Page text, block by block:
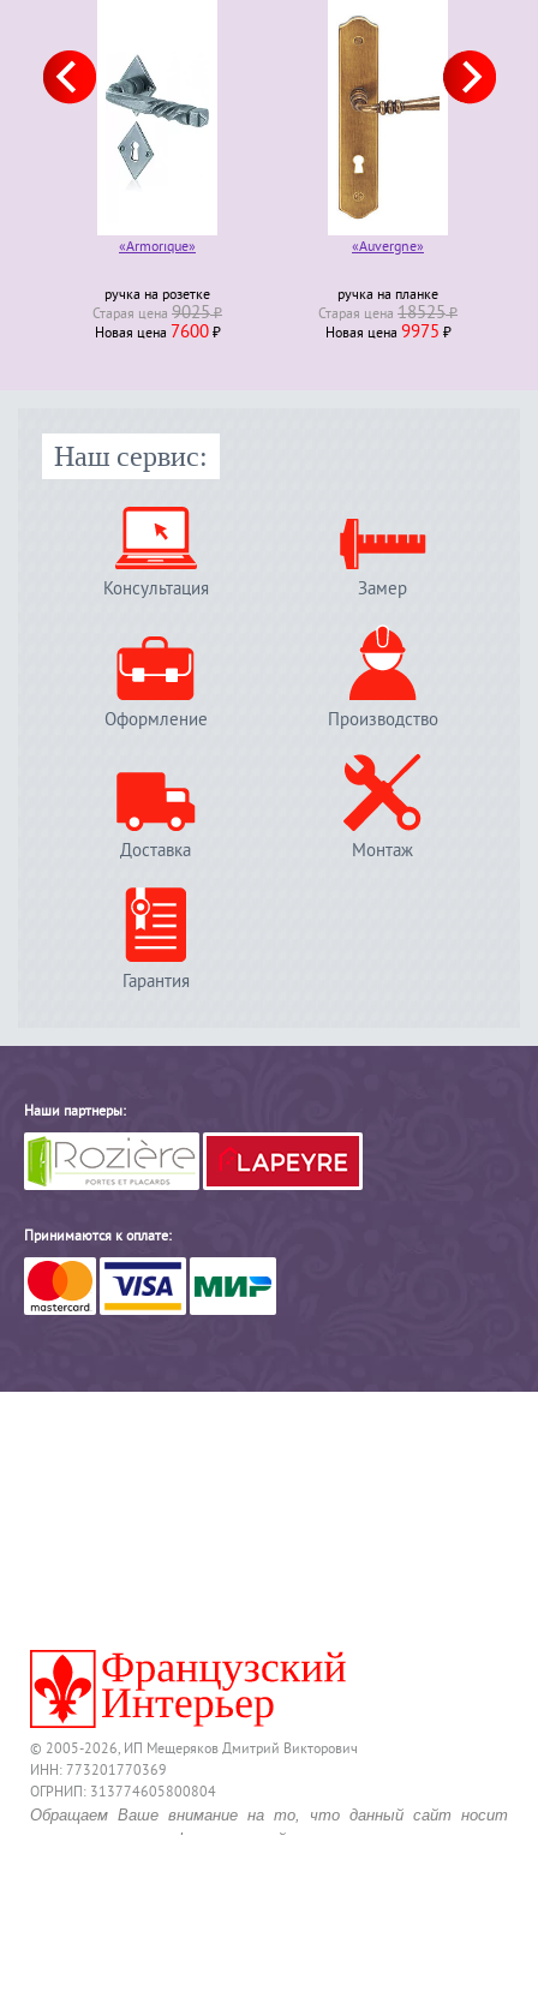
«Armorique»
ручка на розетке
Старая ценa 9025₽
Новая ценa 7600₽
«Auvergne»
ручка на планке
Старая ценa 18525₽
Новая ценa 9975 ₽
Наш сервис:
Консультация Замер
Оформление Производство
Доставка Монтаж
Гарантия
Наши партнеры:
Принимаются к оплате:
© 2005-2026, ИП Мещеряков Дмитрий Викторович
ИНН: 773201770369
ОГРНИП: 313774605800804
Обращаем Ваше внимание на то, что данный сайт носит
исключительно информационный характер и ни при каких